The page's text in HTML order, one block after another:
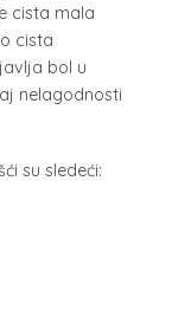
cista mala
cista
bol u
nelagodnosti
su sledeći: